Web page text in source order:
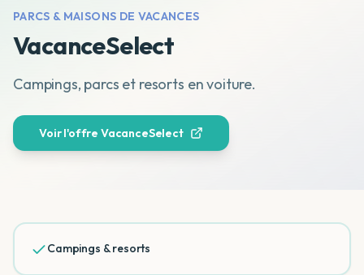
PARCS & MAISONS DE VACANCES
VacanceSelect
Campings, parcs et resorts en voiture.
Voir l'offre VacanceSelect
Campings & resorts